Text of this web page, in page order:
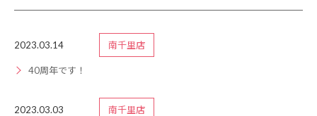
2023.03.14 南千里店
40周年です！
2023.03.03 南千里店